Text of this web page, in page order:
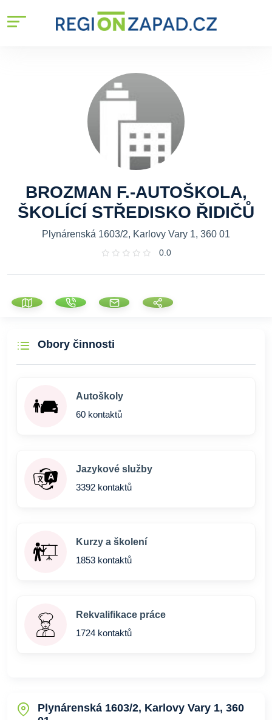
BROZMAN F.-AUTOŠKOLA,
ŠKOLÍCÍ STŘEDISKO ŘIDIČŮ
Plynárenská 1603/2, Karlovy Vary 1, 360 01
0.0
Obory činnosti
Autoškoly
60 kontaktů
Jazykové služby
3392 kontaktů
Kurzy a školení
1853 kontaktů
Rekvalifikace práce
1724 kontaktů
Plynárenská 1603/2, Karlovy Vary 1, 360